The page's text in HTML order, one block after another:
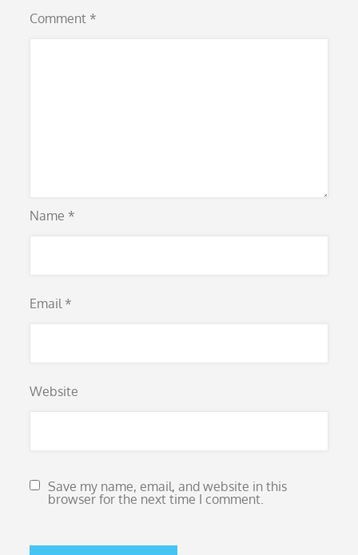
Comment *
Name *
Email *
Website
Save my name, email, and website in this
browser for the next time I comment.